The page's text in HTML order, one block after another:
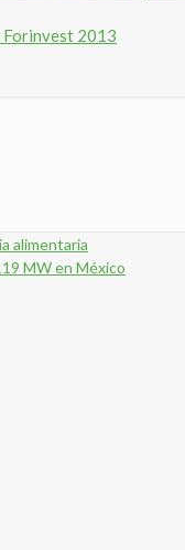
Forinvest 2013
alimentaria
MW en México